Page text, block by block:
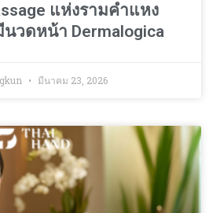
แห่งรามคำแหง
วดหน้า Dermalogica
มีนาคม 23, 2026